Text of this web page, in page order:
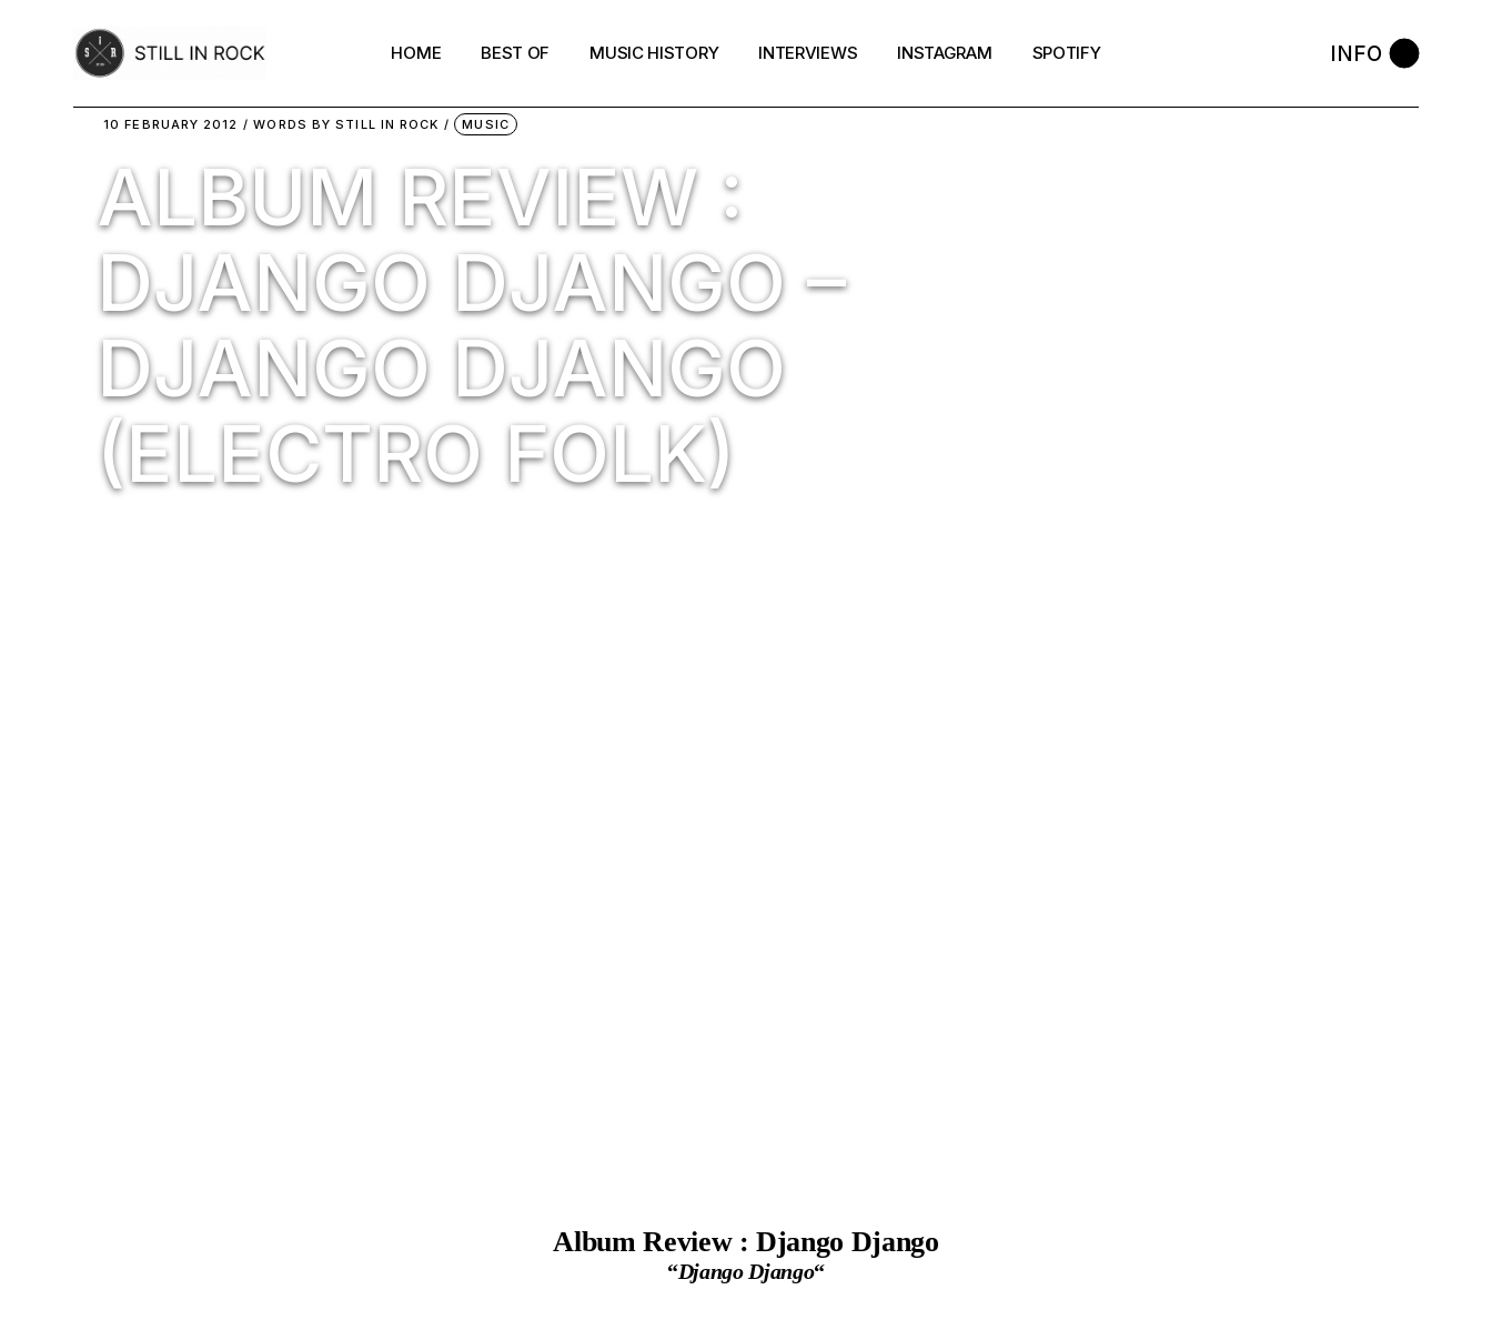
HOME BEST OF MUSIC HISTORY INTERVIEWS INSTAGRAM SPOTIFY INFO
10 FEBRUARY 2012 WORDS BYSTILL IN ROCK MUSIC
ALBUM REVIEW :
DJANGO DJANGO –
DJANGO DJANGO
(ELECTRO FOLK)
Album Review : Django Django
“Django Django“